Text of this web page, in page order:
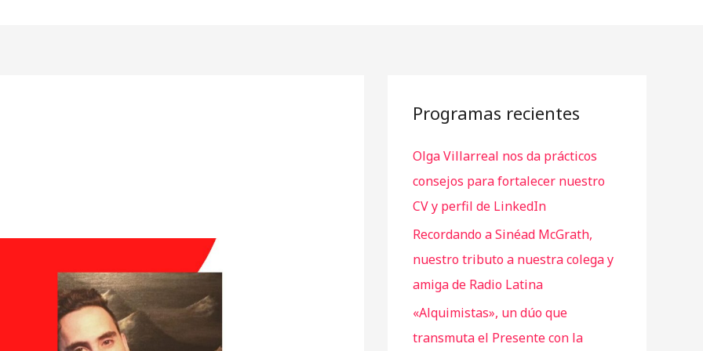
Programas recientes
Olga Villarreal nos da prácticos
consejos para fortalecer nuestro
CV y perfil de LinkedIn
Recordando a Sinéad McGrath,
nuestro tributo a nuestra colega y
amiga de Radio Latina
«Alquimistas», un dúo que
transmuta el Presente con la